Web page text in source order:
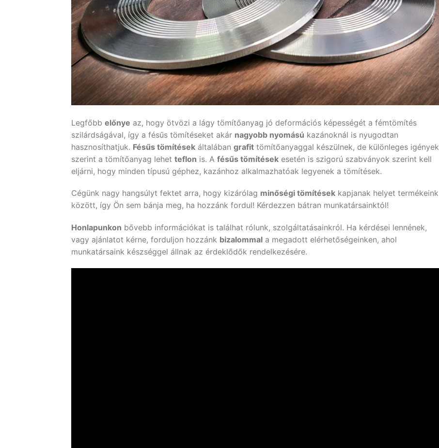
Legfőbb előnye az, hogy ötvözi a lágy tömítőanyag jó deformációs képességét a fémtömítés
szilárdságával, így a fésűs tömítéseket akár nagyobb nyomású kazánoknál is nyugodtan
hasznosíthatjuk. Fésűs tömítések általában grafit tömítőanyaggal készülnek, de különleges igények
szerint a tömítőanyag lehet teflon is. A fésűs tömítések esetén is szigorú szabványok szerint kell
eljárni, hogy minden típusú géphez, kazánhoz alkalmazhatóak legyenek a tömítések.
Cégünk nagy hangsúlyt fektet arra, hogy kizárólag minőségi tömítések kapjanak helyet termékeink
között, így Ön sem bánja meg, ha hozzánk fordul! Kérdezzen bátran munkatársainktól!
Honlapunkon bővebb információkat is találhat rólunk, szolgáltatásainkról. Ha kérdései lennének,
vagy ajánlatot kérne, forduljon hozzánk bizalommal a megadott elérhetőségeinken, ahol
munkatársaink készséggel állnak az érdeklődők rendelkezésére.